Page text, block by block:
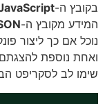
בקובץ ה-
המידע מקובץ ה-
נוכל אם כך ליצור
ואחת נוספת
שימו לב לסקריפט